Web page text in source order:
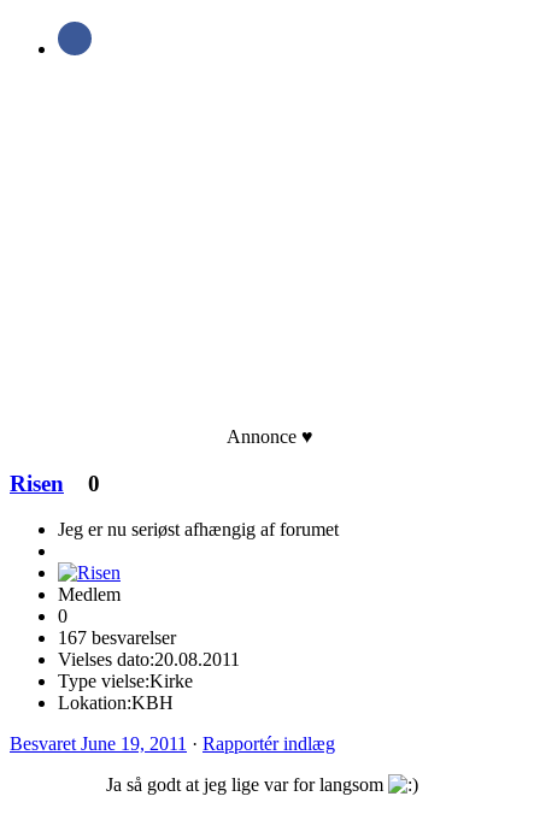
Annonce ♥
Risen 0
Jeg er nu seriøst afhængig af forumet
Medlem
0
167 besvarelser
Vielses dato:20.08.2011
Type vielse:Kirke
Lokation:KBH
Besvaret June 19, 2011 · Rapportér indlæg
Ja så godt at jeg lige var for langsom